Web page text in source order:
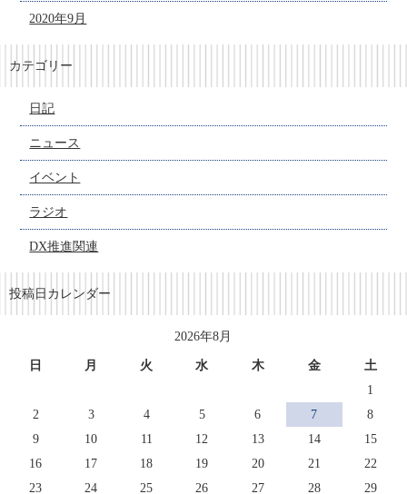
2020年9月
カテゴリー
日記
ニュース
イベント
ラジオ
DX推進関連
投稿日カレンダー
2026年8月
日 月 火 水 木 金
土
1
2
3 4 5 6 7
8
9
10 11 12 13 14
15
16
17 18 19 20 21
22
23
24 25 26 27 28 29